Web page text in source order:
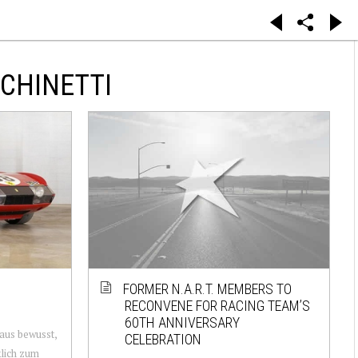
bewusst,
zum
FORMER N.A.R.T. MEMBERS TO
RECONVENE FOR RACING TEAM’S
60TH ANNIVERSARY
CELEBRATION